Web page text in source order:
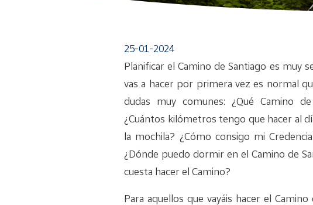
25-01-2024
Planificar el Camino de Santiago es muy
vas a hacer por primera vez es normal
dudas muy comunes: ¿Qué Camino
¿Cuántos kilómetros tengo que hacer al
la mochila? ¿Cómo consigo mi
¿Dónde puedo dormir en el Camino de
cuesta hacer el Camino?
Para aquellos que vayáis hacer el